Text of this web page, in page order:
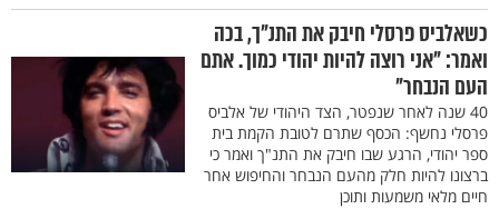
כשאלביס פרסלי חיבק את התנ"ך, בכה
ואמר: "אני רוצה להיות יהודי כמוך. אתם
העם הנבחר"
40 שנה לאחר שנפטר, הצד היהודי של אלביס
פרסלי נחשף: הכסף שתרם לטובת הקמת בית
ספר יהודי, הרגע שבו חיבק את התנ"ך ואמר כי
ברצונו להיות חלק מהעם הנבחר והחיפוש אחר
חיים מלאי משמעות ותוכן